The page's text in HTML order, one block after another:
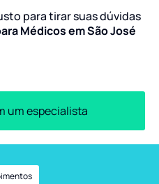
para tirar suas dúvidas
Médicos em São José
um especialista